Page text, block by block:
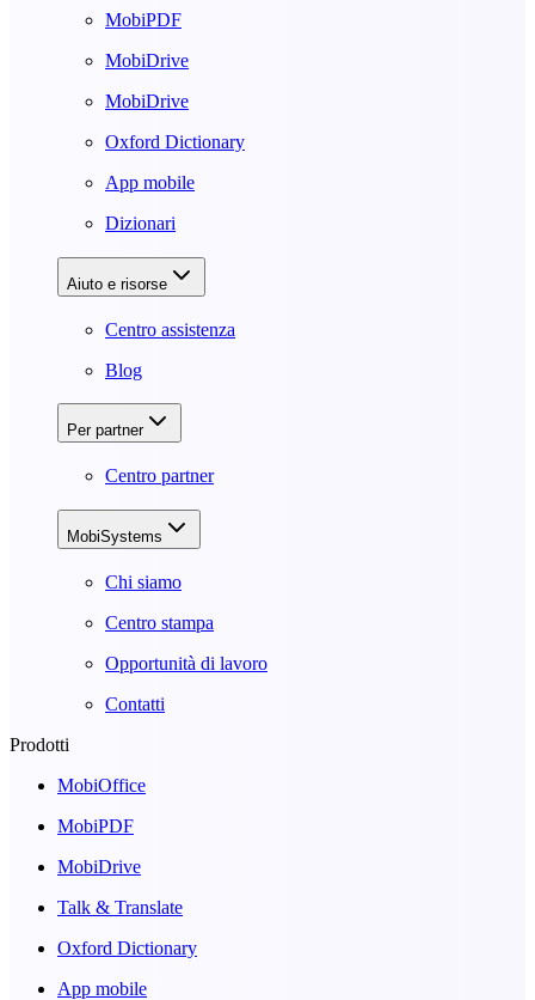
MobiPDF
MobiDrive
MobiDrive
Oxford Dictionary
App mobile
Dizionari
Aiuto e risorse
Centro assistenza
Blog
Per partner
Centro partner
MobiSystems
Chi siamo
Centro stampa
Opportunità di lavoro
Contatti
Prodotti
MobiOffice
MobiPDF
MobiDrive
Talk & Translate
Oxford Dictionary
App mobile